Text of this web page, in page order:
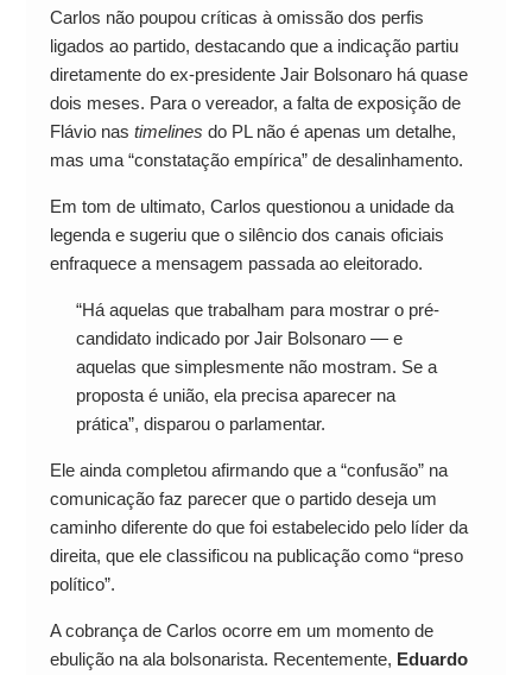
Carlos não poupou críticas à omissão dos perfis
ligados ao partido, destacando que a indicação partiu
diretamente do ex-presidente Jair Bolsonaro há quase
dois meses. Para o vereador, a falta de exposição de
Flávio nas timelines do PL não é apenas um detalhe,
mas uma “constatação empírica” de desalinhamento.
Em tom de ultimato, Carlos questionou a unidade da
legenda e sugeriu que o silêncio dos canais oficiais
enfraquece a mensagem passada ao eleitorado.
“Há aquelas que trabalham para mostrar o pré-
candidato indicado por Jair Bolsonaro — e
aquelas que simplesmente não mostram. Se a
proposta é união, ela precisa aparecer na
prática”, disparou o parlamentar.
Ele ainda completou afirmando que a “confusão” na
comunicação faz parecer que o partido deseja um
caminho diferente do que foi estabelecido pelo líder da
direita, que ele classificou na publicação como “preso
político”.
A cobrança de Carlos ocorre em um momento de
ebulição na ala bolsonarista. Recentemente, Eduardo